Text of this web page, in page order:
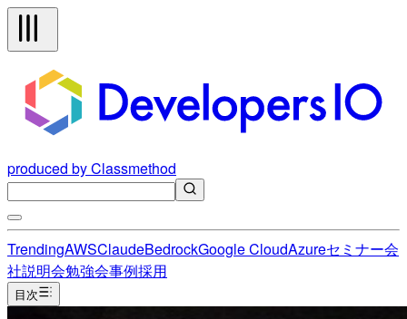
produced by Classmethod
TrendingAWSClaudeBedrockGoogle CloudAzureセミナー会
社説明会勉強会事例採用
目次